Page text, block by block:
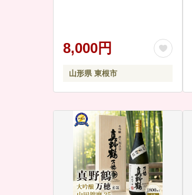
8,000円
山形県 東根市